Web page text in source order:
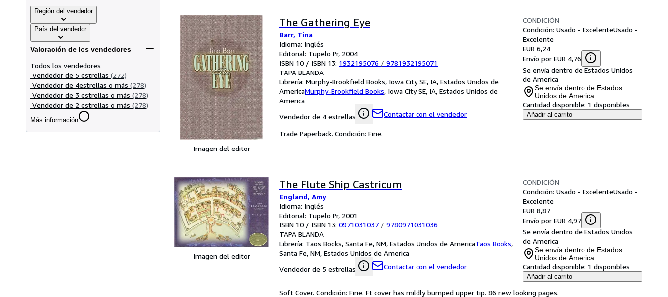
Región del vendedor
País del vendedor
Valoración de los vendedores
Todos los vendedores
Vendedor de 5 estrellas (272)
Vendedor de 4estrellas o más (278)
Vendedor de 3 estrellas o más (278)
Vendedor de 2 estrellas o más (278)
Más información
Imagen del editor
The Gathering Eye
Barr, Tina
Idioma: Inglés
Editorial: Tupelo Pr, 2004
ISBN 10 / ISBN 13: 1932195076 / 9781932195071
TAPA BLANDA
Librería: Murphy-Brookfield Books, Iowa City SE, IA, Estados Unidos de
AmericaMurphy-Brookfield Books, Iowa City SE, IA, Estados Unidos de
America
Vendedor de 4 estrellas
Contactar con el vendedor
CONDICIÓN
Condición: Usado - ExcelenteUsado -
Excelente
EUR 6,24
Envío por EUR 4,76
Se envía dentro de Estados Unidos
de America
Se envía dentro de Estados
Unidos de America
Cantidad disponible: 1 disponibles
Añadir al carrito
Trade Paperback. Condición: Fine.
Imagen del editor
The Flute Ship Castricum
England, Amy
Idioma: Inglés
Editorial: Tupelo Pr, 2001
ISBN 10 / ISBN 13: 0971031037 / 9780971031036
TAPA BLANDA
Librería: Taos Books, Santa Fe, NM, Estados Unidos de AmericaTaos Books,
Santa Fe, NM, Estados Unidos de America
Vendedor de 5 estrellas
Contactar con el vendedor
CONDICIÓN
Condición: Usado - ExcelenteUsado -
Excelente
EUR 8,87
Envío por EUR 4,97
Se envía dentro de Estados Unidos
de America
Se envía dentro de Estados
Unidos de America
Cantidad disponible: 1 disponibles
Añadir al carrito
Soft Cover. Condición: Fine. Ft cover has mildly bumped upper tip. 86 new looking pages.